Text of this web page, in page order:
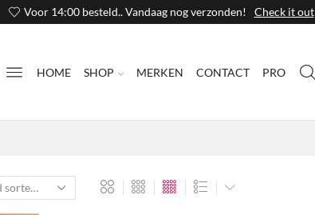
Voor 14:00 besteld.. Vandaag nog verzonden! Check it out
HOME SHOP MERKEN CONTACT PRO